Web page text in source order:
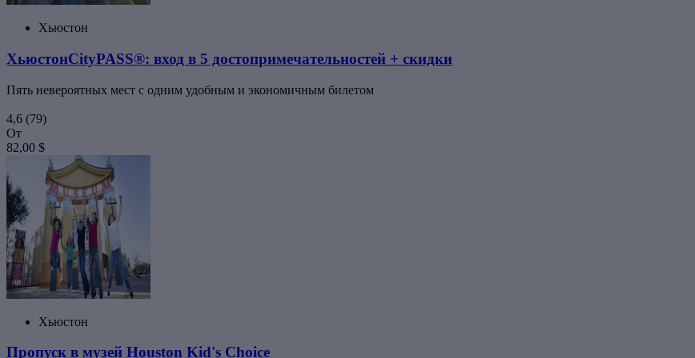
Хьюстон
ХьюстонCityPASS®: вход в 5 достопримечательностей + скидки
Пять невероятных мест с одним удобным и экономичным билетом
4,6 (79)
От
82,00 $
Хьюстон
Пропуск в музей Houston Kid's Choice